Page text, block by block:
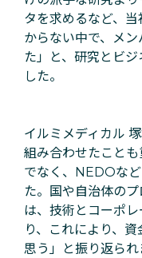
タを求めるなど、
からない中で、メ
た」と、研究とビ
した。
イルミメディカル 塚
組み合わせたこと
でなく、NEDOな
た。国や自治体の
は、技術とコーポ
り、これにより、
思う」と振り返られ